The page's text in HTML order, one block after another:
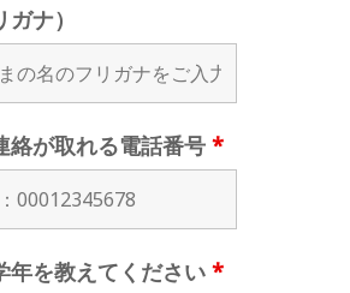
ナ）
絡が取れる電話番号 *
年を教えてください *